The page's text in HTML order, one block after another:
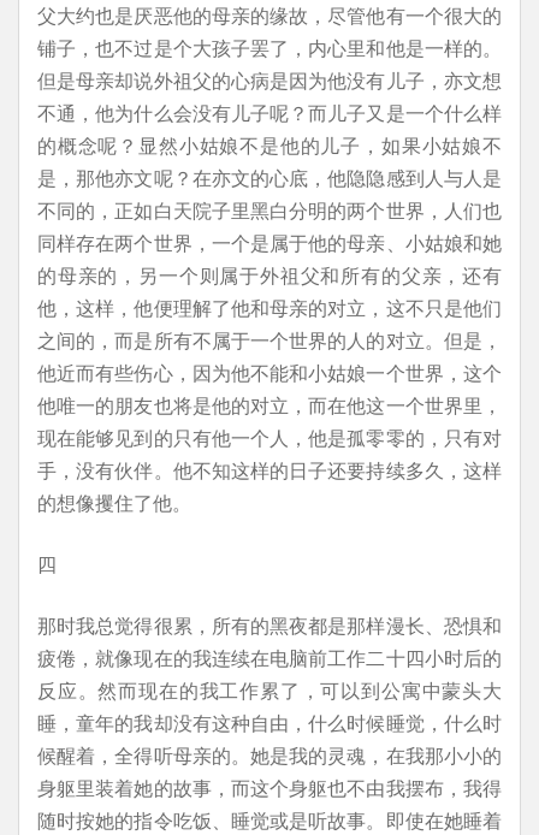
父大约也是厌恶他的母亲的缘故，尽管他有一个很大的
铺子，也不过是个大孩子罢了，内心里和他是一样的。
但是母亲却说外祖父的心病是因为他没有儿子，亦文想
不通，他为什么会没有儿子呢？而儿子又是一个什么样
的概念呢？显然小姑娘不是他的儿子，如果小姑娘不
是，那他亦文呢？在亦文的心底，他隐隐感到人与人是
不同的，正如白天院子里黑白分明的两个世界，人们也
同样存在两个世界，一个是属于他的母亲、小姑娘和她
的母亲的，另一个则属于外祖父和所有的父亲，还有
他，这样，他便理解了他和母亲的对立，这不只是他们
之间的，而是所有不属于一个世界的人的对立。但是，
他近而有些伤心，因为他不能和小姑娘一个世界，这个
他唯一的朋友也将是他的对立，而在他这一个世界里，
现在能够见到的只有他一个人，他是孤零零的，只有对
手，没有伙伴。他不知这样的日子还要持续多久，这样
的想像攫住了他。
四
那时我总觉得很累，所有的黑夜都是那样漫长、恐惧和
疲倦，就像现在的我连续在电脑前工作二十四小时后的
反应。然而现在的我工作累了，可以到公寓中蒙头大
睡，童年的我却没有这种自由，什么时候睡觉，什么时
候醒着，全得听母亲的。她是我的灵魂，在我那小小的
身躯里装着她的故事，而这个身躯也不由我摆布，我得
随时按她的指令吃饭、睡觉或是听故事。即使在她睡着